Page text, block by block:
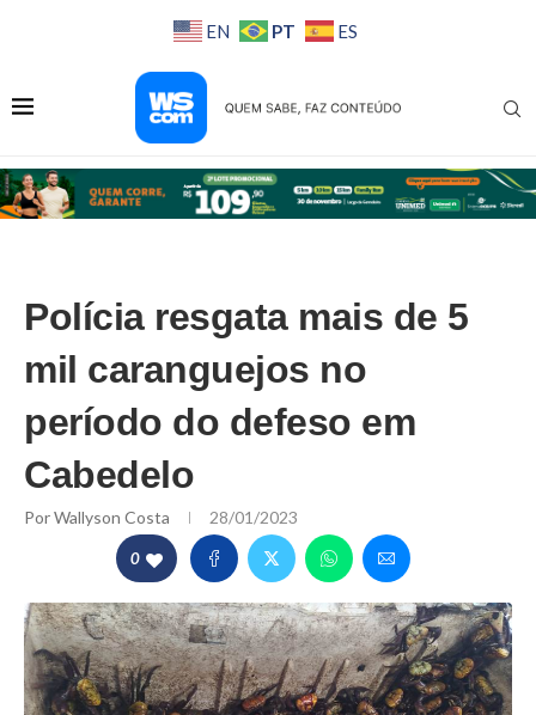
EN PT ES
Polícia resgata mais de 5
mil caranguejos no
período do defeso em
Cabedelo
PorWallyson Costa 28/01/2023
0